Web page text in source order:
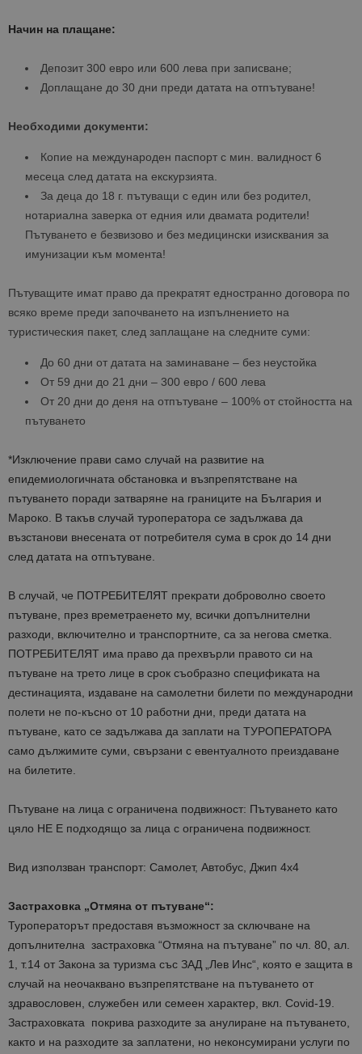
Начин на плащане:
Депозит 300 евро или 600 лева при записване;
Доплащане до 30 дни преди датата на отпътуване!
Необходими документи:
Копие на международен паспорт с мин. валидност 6
месеца след датата на екскурзията.
За деца до 18 г. пътуващи с един или без родител,
нотариална заверка от едния или двамата родители!
Пътуването е безвизово и без медицински изисквания за
имунизации към момента!
Пътуващите имат право да прекратят едностранно договора по
всяко време преди започването на изпълнението на
туристическия пакет, след заплащане на следните суми:
До 60 дни от датата на заминаване – без неустойка
От 59 дни до 21 дни – 300 евро / 600 лева
От 20 дни до деня на отпътуване – 100% от стойността на
пътуването
*Изключение прави само случай на развитие на
епидемиологичната обстановка и възпрепятстване на
пътуването поради затваряне на границите на България и
Мароко. В такъв случай туроператора се задължава да
възстанови внесената от потребителя сума в срок до 14 дни
след датата на отпътуване.
В случай, че ПОТРЕБИТЕЛЯТ прекрати доброволно своето
пътуване, през времетраенето му, всички допълнителни
разходи, включително и транспортните, са за негова сметка.
ПОТРЕБИТЕЛЯТ има право да прехвърли правото си на
пътуване на трето лице в срок съобразно спецификата на
дестинацията, издаване на самолетни билети по международни
полети не по-късно от 10 работни дни, преди датата на
пътуване, като се задължава да заплати на ТУРОПЕРАТОРА
само дължимите суми, свързани с евентуалното преиздаване
на билетите.
Пътуване на лица с ограничена подвижност: Пътуването като
цяло НЕ Е подходящо за лица с ограничена подвижност.
Вид използван транспорт: Самолет, Автобус, Джип 4х4
Застраховка „Отмяна от пътуване“:
Туроператорът предоставя възможност за сключване на
допълнителна застраховка “Отмяна на пътуване” по чл. 80, ал.
1, т.14 от Закона за туризма със ЗАД „Лев Инс“, която е защита в
случай на неочаквано възпрепятстване на пътуването от
здравословен, служебен или семеен характер, вкл. Covid-19.
Застраховката покрива разходите за анулиране на пътуването,
както и на разходите за заплатени, но неконсумирани услуги по